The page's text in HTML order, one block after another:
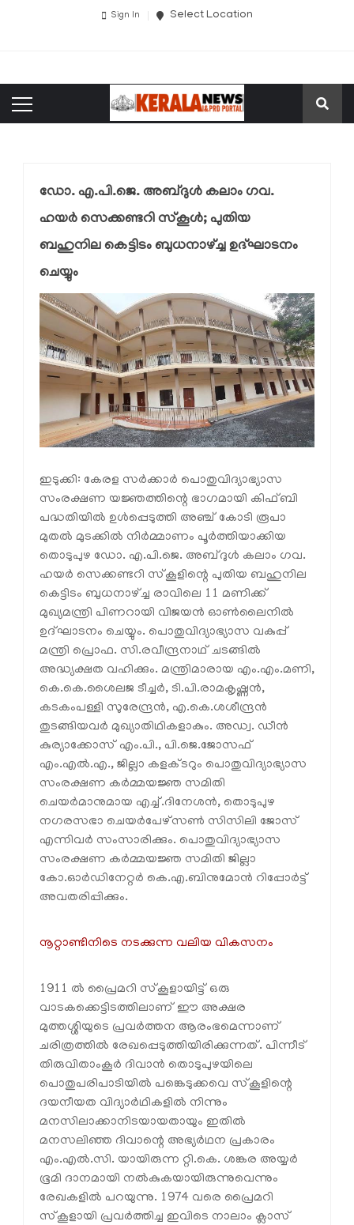
Sign In Select Location
ഡോ. എ.പി.ജെ. അബ്ദുള്‍ കലാം ഗവ.
ഹയര്‍ സെക്കണ്ടറി സ്‌കൂള്‍; പുതിയ
ബഹുനില കെട്ടിടം ബുധനാഴ്ച്ച ഉദ്ഘാടനം
ചെയ്യും
ഇടുക്കി: കേരള സര്‍ക്കാര്‍ പൊതുവിദ്യാഭ്യാസ
സംരക്ഷണ യജ്ഞത്തിന്റെ ഭാഗമായി കിഫ്ബി
പദ്ധതിയില്‍ ഉള്‍പ്പെടുത്തി അഞ്ച് കോടി രൂപാ
മുതല്‍ മുടക്കില്‍ നിര്‍മ്മാണം പൂര്‍ത്തിയാക്കിയ
തൊടുപുഴ ഡോ. എ.പി.ജെ. അബ്ദുള്‍ കലാം ഗവ.
ഹയര്‍ സെക്കണ്ടറി സ്‌കൂളിന്റെ പുതിയ ബഹുനില
കെട്ടിടം ബുധനാഴ്ച്ച രാവിലെ 11 മണിക്ക്
മുഖ്യമന്ത്രി പിണറായി വിജയന്‍ ഓണ്‍ലൈനില്‍
ഉദ്ഘാടനം ചെയ്യും. പൊതുവിദ്യാഭ്യാസ വകുപ്പ്
മന്ത്രി പ്രൊഫ. സി.രവീന്ദ്രനാഥ് ചടങ്ങില്‍
അദ്ധ്യക്ഷത വഹിക്കും. മന്ത്രിമാരായ എം.എം.മണി,
കെ.കെ.ശൈലജ ടീച്ചര്‍, ടി.പി.രാമകൃഷ്ണന്‍,
കടകംപള്ളി സുരേന്ദ്രന്‍, എ.കെ.ശശീന്ദ്രന്‍
തുടങ്ങിയവര്‍ മുഖ്യാതിഥികളാകും. അഡ്വ. ഡീന്‍
കുര്യാക്കോസ് എം.പി., പി.ജെ.ജോസഫ്
എം.എല്‍.എ., ജില്ലാ കളക്ടറും പൊതുവിദ്യാഭ്യാസ
സംരക്ഷണ കര്‍മ്മയജ്ഞ സമിതി
ചെയര്‍മാനുമായ എച്ച്.ദിനേശന്‍, തൊടുപുഴ
നഗരസഭാ ചെയര്‍പേഴ്സണ്‍ സിസിലി ജോസ്
എന്നിവര്‍ സംസാരിക്കും. പൊതുവിദ്യാഭ്യാസ
സംരക്ഷണ കര്‍മ്മയജ്ഞ സമിതി ജില്ലാ
കോ.ഓര്‍ഡിനേറ്റര്‍ കെ.എ.ബിനുമോന്‍ റിപ്പോര്‍ട്ട്
അവതരിപ്പിക്കും.
നൂറ്റാണ്ടിനിടെ നടക്കുന്ന വലിയ വികസനം
1911 ല്‍ പ്രൈമറി സ്‌കൂളായിട്ട് ഒരു
വാടകക്കെട്ടിടത്തിലാണ് ഈ അക്ഷര
മുത്തശ്ശിയുടെ പ്രവര്‍ത്തന ആരംഭമെന്നാണ്
ചരിത്രത്തില്‍ രേഖപ്പെടുത്തിയിരിക്കുന്നത്. പിന്നീട്
തിരുവിതാംകൂര്‍ ദിവാന്‍ തൊടുപുഴയിലെ
പൊതുപരിപാടിയില്‍ പങ്കെടുക്കവെ സ്‌കൂളിന്റെ
ദയനീയത വിദ്യാര്‍ഥികളില്‍ നിന്നും
മനസിലാക്കാനിടയായതായും ഇതില്‍
മനസലിഞ്ഞ ദിവാന്റെ അഭ്യര്‍ഥന പ്രകാരം
എം.എല്‍.സി. യായിരുന്ന റ്റി.കെ. ശങ്കര അയ്യര്‍
ഭൂമി ദാനമായി നല്‍കുകയായിരുന്നുവെന്നും
രേഖകളില്‍ പറയുന്നു. 1974 വരെ പ്രൈമറി
സ്‌കൂളായി പ്രവര്‍ത്തിച്ച ഇവിടെ നാലാം ക്ലാസ്